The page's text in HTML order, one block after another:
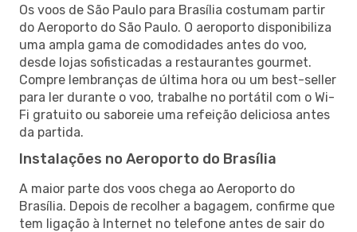
Os voos de São Paulo para Brasília costumam partir
do Aeroporto do São Paulo. O aeroporto disponibiliza
uma ampla gama de comodidades antes do voo,
desde lojas sofisticadas a restaurantes gourmet.
Compre lembranças de última hora ou um best-seller
para ler durante o voo, trabalhe no portátil com o Wi-
Fi gratuito ou saboreie uma refeição deliciosa antes
da partida.
Instalações no Aeroporto do Brasília
A maior parte dos voos chega ao Aeroporto do
Brasília. Depois de recolher a bagagem, confirme que
tem ligação à Internet no telefone antes de sair do